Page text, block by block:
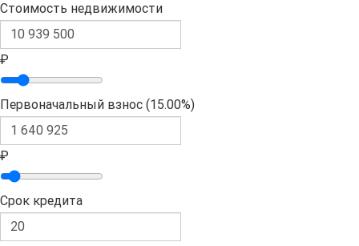
Стоимость недвижимости
₽
Первоначальный взнос (15.00%)
₽
Срок кредита